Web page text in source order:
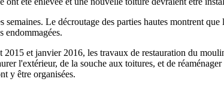
Le décroutage des parties hautes montrent
endommagées.
et janvier 2016, les travaux de restauration du
l'extérieur, de la souche aux toitures, et de
y être organisées.